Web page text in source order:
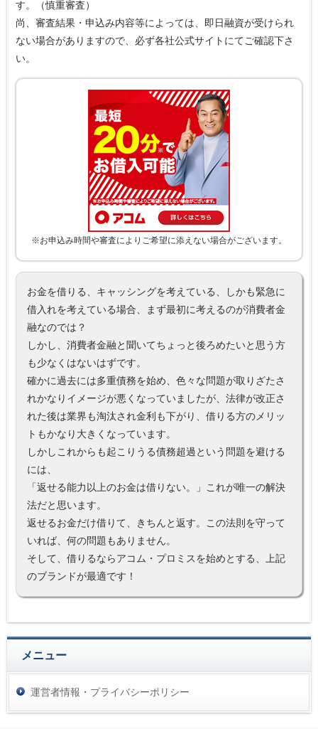
す。（慎重審査）
尚、審査結果・申込み内容等によっては、即日融資が受けられ
ない場合がありますので、必ず各社公式サイトにてご確認下さ
い。
※お申込み時間や審査によりご希望に添えない場合がございます。
お金を借りる、キャッシングを考えている、しかも緊急に
借入れを考えている場合、まず最初に考えるのが消費者金
融なのでは？
しかし、消費者金融と聞いてちょっと後ろめたいと思う方
も少なくはないはずです。
確かに過去には多重債務を始め、色々な問題が取りざたさ
れかなりイメージが悪くなっていましたが、法律が改正さ
れた後は業界も淘汰され金利も下がり、借りる方のメリッ
トもかなり大きくなっています。
しかしこれからも起こりうる債務超過という問題を避ける
には、
「返せる能力以上のお金は借りない。」これが唯一の解決
法だと思います。
返せるお金だけ借りて、きちんと返す。この法則を守って
いれば、何の問題もありません。
そして、借りるならアコム・プロミスを始めとする、上記
のブランドが最適です！
メニュー
運営者情報・プライバシーポリシー